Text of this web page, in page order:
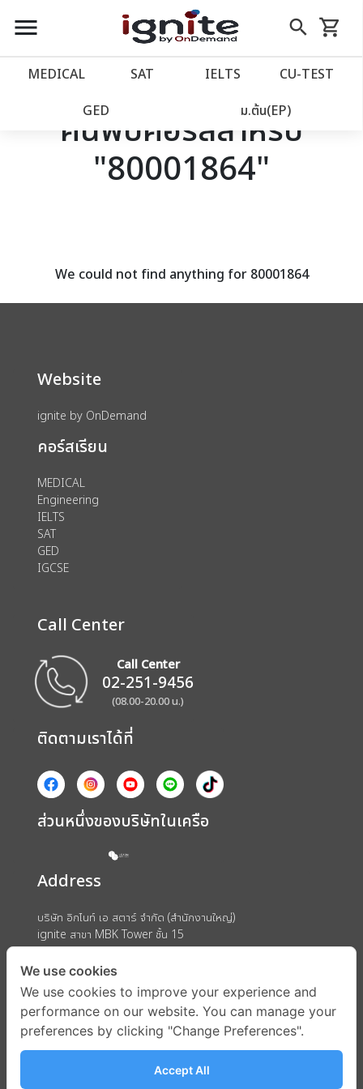
close
account_balance หน้าแรก
เว็บไซต์อิกไนท์
โปรโมชั่น
assignment ลงทะเบียน
menu search
Skip
to
shopping_cart
รถเข็น
MEDICAL SAT IELTS CU‑TEST
GED ม.ต้น(EP)
ค้นพบคอร์สสำหรับ
"80001864"
We could not find anything for 80001864
Website
ignite by OnDemand
คอร์สเรียน
MEDICAL
Engineering
IELTS
SAT
GED
IGCSE
Call Center
Call Center
02-251-9456
(08.00-20.00 น.)
ติดตามเราได้ที่
ส่วนหนึ่งของบริษัทในเครือ
Address
บริษัท อิกไนท์ เอ สตาร์ จำกัด (สำนักงานใหญ่)
ignite สาขา MBK Tower ชั้น 15
ถนนพญาไท แขวงวังใหม่ เขตปทุมวัน กรุงเทพมหานคร 10330
We use cookies
We use cookies to improve your experience and
performance on our website. You can manage your
preferences by clicking "Change Preferences".
Accept All